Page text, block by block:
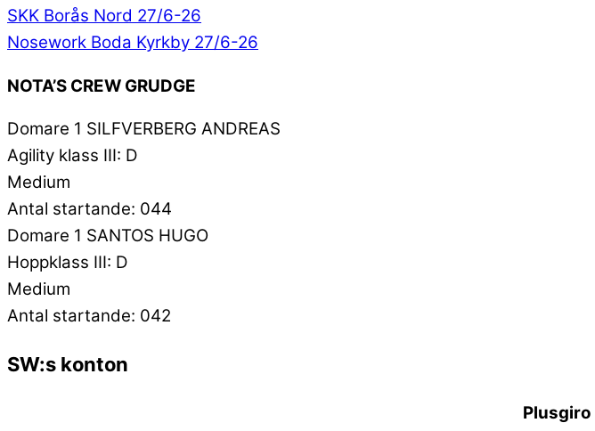
SKK Borås Nord 27/6-26
Nosework Boda Kyrkby 27/6-26
NOTA’S CREW GRUDGE
Domare 1 SILFVERBERG ANDREAS
Agility klass III: D
Medium
Antal startande: 044
Domare 1 SANTOS HUGO
Hoppklass III: D
Medium
Antal startande: 042
SW:s konton
Plusgiro